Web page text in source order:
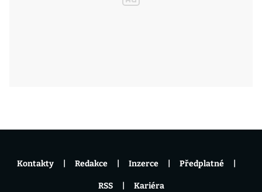
Kontakty Redakce Inzerce Předplatné
RSS Kariéra